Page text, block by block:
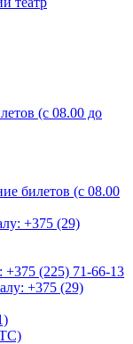
(с 08.00 до
билетов (с 08.00
+375 (29)
+375 (225) 71-66-13
+375 (29)